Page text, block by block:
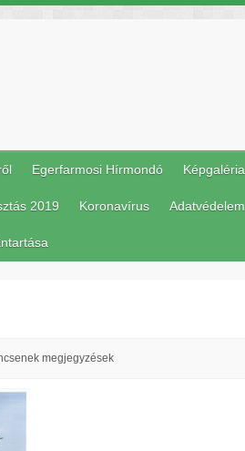
Egerfarmosi Hírmondó Képgaléria
2019 Koronavírus Adatvédelem
megjegyzések